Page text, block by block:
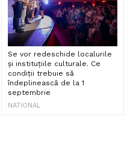
Se vor redeschide localurile
și instituțiile culturale. Ce
condiții trebuie să
îndeplinească de la 1
septembrie
NATIONAL